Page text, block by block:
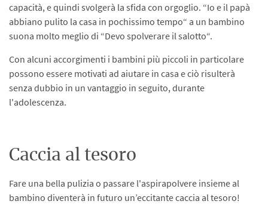
capacità, e quindi svolgerà la sfida con orgoglio. “Io e il papà
abbiano pulito la casa in pochissimo tempo“ a un bambino
suona molto meglio di “Devo spolverare il salotto“.
Con alcuni accorgimenti i bambini più piccoli in particolare
possono essere motivati ad aiutare in casa e ciò risulterà
senza dubbio in un vantaggio in seguito, durante
l'adolescenza.
Caccia al tesoro
Fare una bella pulizia o passare l'aspirapolvere insieme al
bambino diventerà in futuro un’eccitante caccia al tesoro!